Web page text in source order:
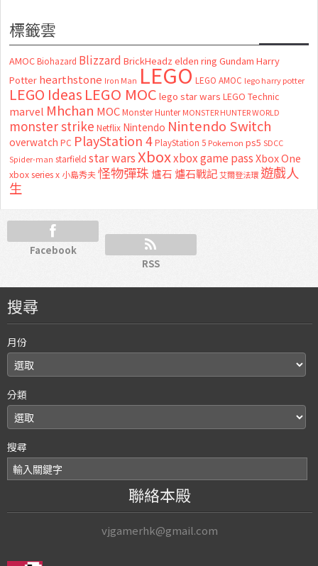
標籤雲
AMOC Biohazard Blizzard BrickHeadz elden ring Gundam Harry
Potter hearthstone Iron Man LEGO LEGO AMOC lego harry potter
LEGO Ideas LEGO MOC lego star wars LEGO Technic
marvel Mhchan MOC Monster Hunter MONSTER HUNTER WORLD
monster strike Netflix Nintendo Nintendo Switch
overwatch PC PlayStation 4 PlayStation 5 Pokemon ps5 SDCC
Spider-man starfield star wars Xboxxbox game passXbox One
xbox series x 小島秀夫怪物彈珠 爐石 爐石戰記艾爾登法環 遊戲人
生
Facebook
RSS
搜尋
月份
分類
搜尋
聯絡本殿
vjgamerhk@gmail.com